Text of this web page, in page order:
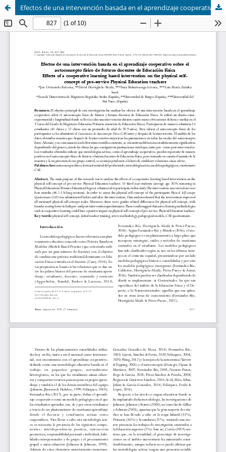
Efectos de una intervención basada en el aprendizaje cooperativo sobre el autoconcepto físico de futuros docentes de Educación Física (Effects of a cooperative learning based intervention on the physical self-concept of pre-service Physical Education tea